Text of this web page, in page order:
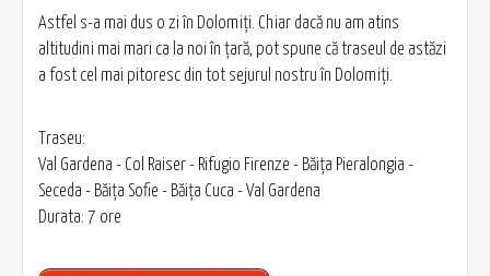
Astfel s-a mai dus o zi în Dolomiţi. Chiar dacă nu am atins
altitudini mai mari ca la noi în ţară, pot spune că traseul de astăzi
a fost cel mai pitoresc din tot sejurul nostru în Dolomiţi.
Traseu:
Val Gardena - Col Raiser - Rifugio Firenze - Băiţa Pieralongia -
Seceda - Băiţa Sofie - Băiţa Cuca - Val Gardena
Durata: 7 ore